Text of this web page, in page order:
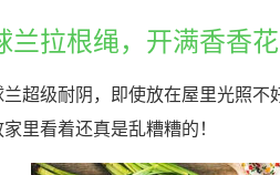
兰拉根绳，开满香香花
兰超级耐阴，即使放在屋里光照不
里看着还真是乱糟糟的！